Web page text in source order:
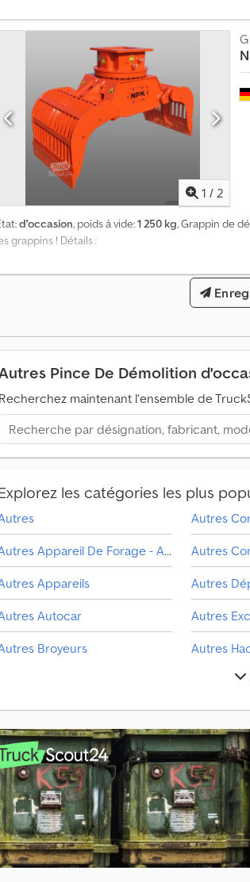
1 / 2
d'occasion, poids à vide:1 250 kg, Grappin de
grappins ! Détails :
Pince De Démolition
maintenant l’ensemble de
les catégories les plus
Autres Appareil De Forage - Autres
Appareils
Autocar
Broyeurs
Camion Grue
Châssis
Cisaille De Démolition
Autres
Autres
Autres
Autres
Autres
Autres
Autres